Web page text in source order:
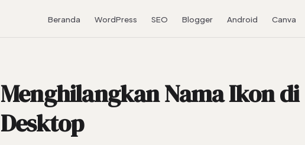
Beranda WordPress SEO Blogger Android Canva
Menghilangkan Nama Ikon di
Desktop